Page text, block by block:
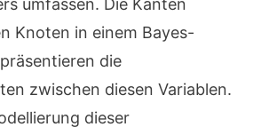
umfassen. Die Kanten
Knoten in einem Bayes-
die
zwischen diesen Variablen.
dieser